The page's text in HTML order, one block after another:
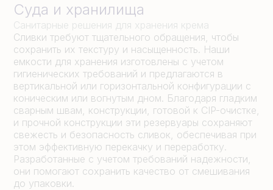
Суда и хранилища
Санитарные решения для хранения крема
Сливки требуют тщательного обращения, чтобы
сохранить их текстуру и насыщенность. Наши
емкости для хранения изготовлены с учетом
гигиенических требований и предлагаются в
вертикальной или горизонтальной конфигурации с
коническим или вогнутым дном. Благодаря гладким
сварным швам, конструкции, готовой к CIP-очистке,
и прочной конструкции эти резервуары сохраняют
свежесть и безопасность сливок, обеспечивая при
этом эффективную перекачку и переработку.
Разработанные с учетом требований надежности,
они помогают сохранить качество от смешивания
до упаковки.